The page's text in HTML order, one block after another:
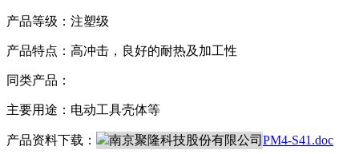
产品等级：注塑级
产品特点：高冲击，良好的耐热及加工性
同类产品：
主要用途：电动工具壳体等
产品资料下载： PM4-S41.doc